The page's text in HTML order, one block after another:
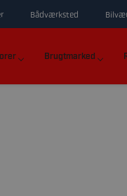
Bådværksted
Brugtmarked